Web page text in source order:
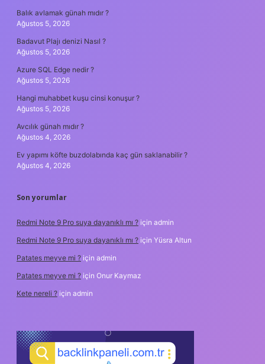
Balık avlamak günah mıdır ?
Ağustos 5, 2026
Badavut Plajı denizi Nasıl ?
Ağustos 5, 2026
Azure SQL Edge nedir ?
Ağustos 5, 2026
Hangi muhabbet kuşu cinsi konuşur ?
Ağustos 5, 2026
Avcılık günah mıdır ?
Ağustos 4, 2026
Ev yapımı köfte buzdolabında kaç gün saklanabilir ?
Ağustos 4, 2026
Son yorumlar
Redmi Note 9 Pro suya dayanıklı mı ? için admin
Redmi Note 9 Pro suya dayanıklı mı ? için Yüsra Altun
Patates meyve mi ? için admin
Patates meyve mi ? için Onur Kaymaz
Kete nereli ? için admin